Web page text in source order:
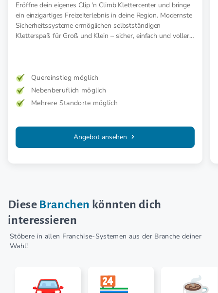
Eröffne dein eigenes Clip 'n Climb Klettercenter und bringe
ein einzigartiges Freizeiterlebnis in deine Region. Modernste
Sicherheitssysteme ermöglichen selbstständigen
Kletterspaß für Groß und Klein – sicher, einfach und voller
Quereinstieg möglich
Nebenberuflich möglich
Mehrere Standorte möglich
Angebot ansehen
Diese Branchen könnten dich
interessieren
Stöbere in allen Franchise-Systemen aus der Branche deiner
Wahl!